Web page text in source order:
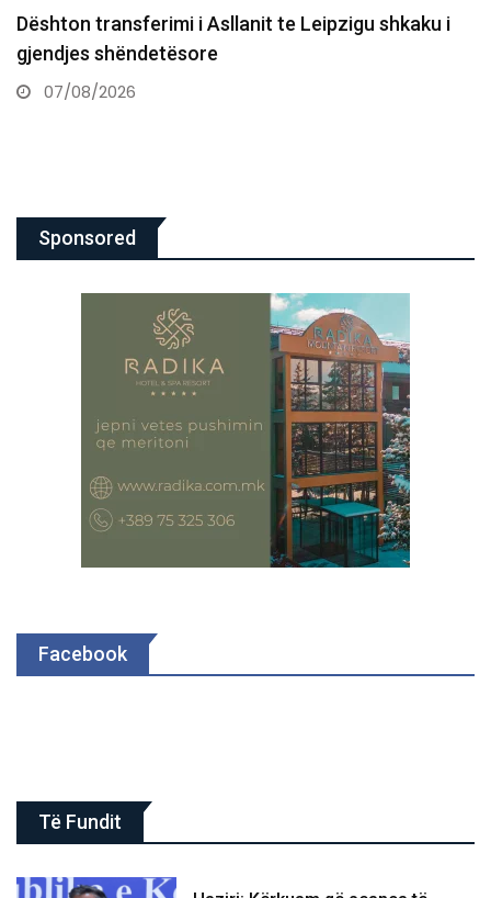
10 vjet nga e arta historike e Majlinda Kelmendit
në…
07/08/2026
Sponsored
Facebook
Të Fundit